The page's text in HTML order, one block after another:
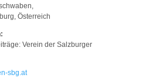
Österreich
Verein der Salzburger
sbg.at